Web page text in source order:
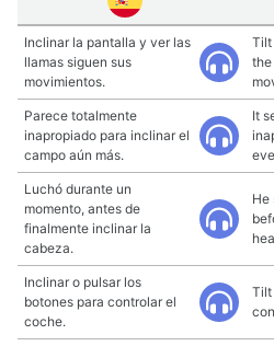
Inclinar la pantalla y ver las
llamas siguen sus
movimientos.
Tilt
Parece totalmente
inapropiado para inclinar el
campo aún más.
It
Luchó durante un
momento, antes de
finalmente inclinar la
cabeza.
He
Inclinar o pulsar los
botones para controlar el
coche.
Tilt